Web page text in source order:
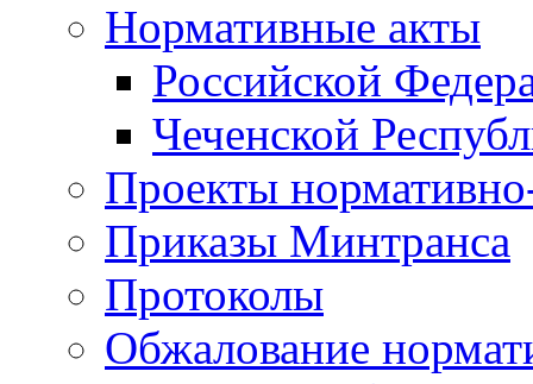
Нормативные акты
Российской
Чеченской
Проекты
Приказы Минтранса
Протоколы
Обжалование